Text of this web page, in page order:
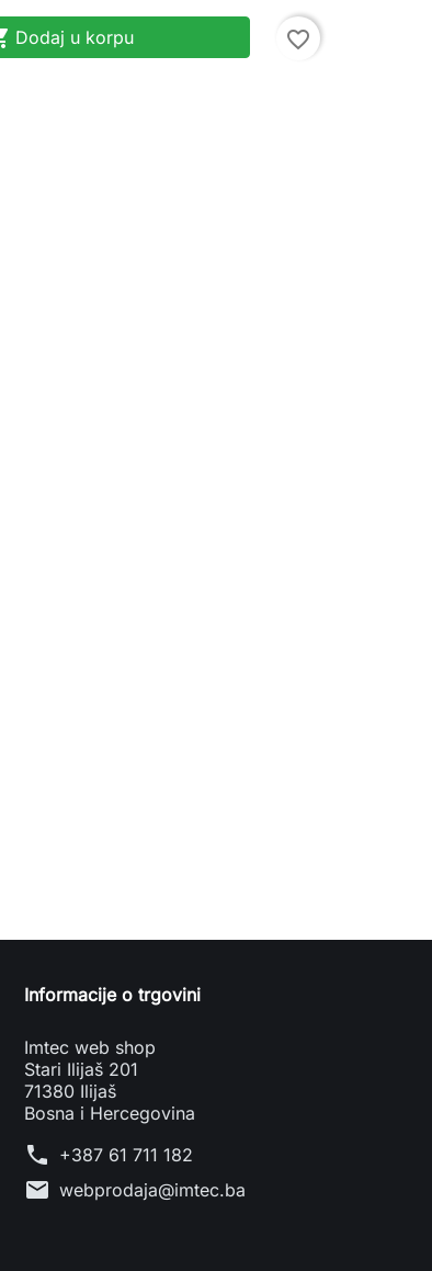
Dodaj u korpu favorite_border
Informacije o trgovini
Imtec web shop
Stari Ilijaš 201
71380 Ilijaš
Bosna i Hercegovina
phone +387 61 711 182
mail webprodaja@imtec.ba